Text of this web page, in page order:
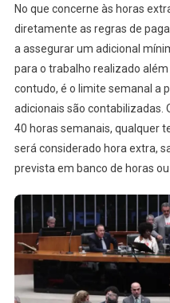
No que concerne às horas
diretamente as regras de
a assegurar um adicional
para o trabalho realizado
contudo, é o limite semanal a
adicionais são contabilizadas.
40 horas semanais, qualquer
será considerado hora extra,
prevista em banco de horas